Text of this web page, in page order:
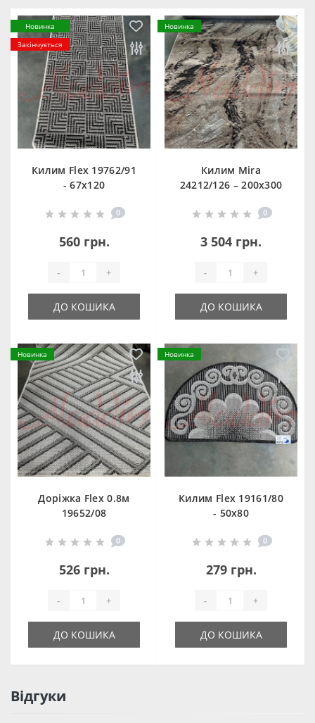
Новинка
Закінчується
Килим Flex 19762/91
- 67х120
0
560 грн.
- +
ДО КОШИКА
Новинка
Килим Mira
24212/126 – 200х300
0
3 504 грн.
- +
ДО КОШИКА
Новинка
Доріжка Flex 0.8м
19652/08
0
526 грн.
- +
ДО КОШИКА
Новинка
Килим Flex 19161/80
- 50х80
0
279 грн.
- +
ДО КОШИКА
Відгуки